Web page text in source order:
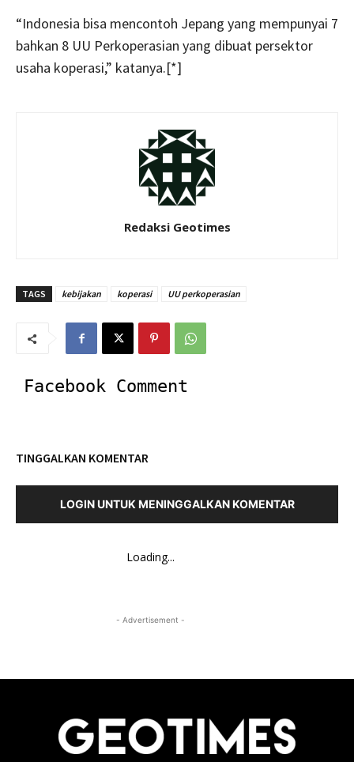
“Indonesia bisa mencontoh Jepang yang mempunyai 7
bahkan 8 UU Perkoperasian yang dibuat persektor
usaha koperasi,” katanya.[*]
Redaksi Geotimes
TAGS kebijakan koperasi UU perkoperasian
Facebook Comment
TINGGALKAN KOMENTAR
LOGIN UNTUK MENINGGALKAN KOMENTAR
Loading...
- Advertisement -